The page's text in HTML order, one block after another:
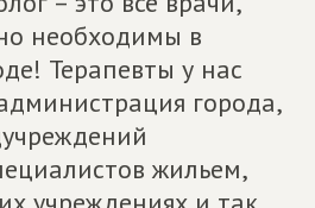
необходимы в
Терапевты у нас
города,
жильем,